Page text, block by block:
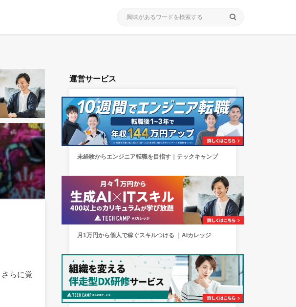
search
らに覚
運営サービス
未経験からエンジニア転職を目指す｜テックキャンプ
月1万円から個人で稼ぐスキルつける ｜AIカレッジ